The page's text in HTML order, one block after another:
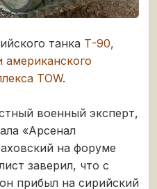
танка Т-90,
американского
TOW.
военный эксперт,
«Арсенал
на форуме
заверил, что с
прибыл на сирийский